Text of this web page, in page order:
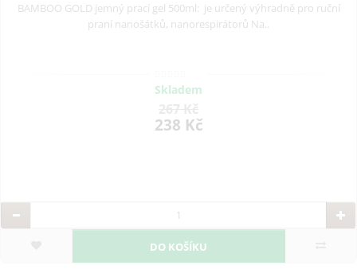
BAMBOO GOLD jemný prací gel 500ml: je určený výhradně pro ruční
praní nanošátků, nanorespirátorů Na..
Skladem
238 Kč
DO KOŠÍKU